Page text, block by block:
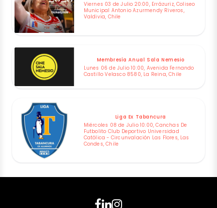
Viernes 03 de Julio 20:00, Errázuriz, Coliseo
Municipal Antonio Azurmendy Riveros,
Valdivia, Chile
Membresía Anual Sala Nemesio
Lunes 06 de Julio 10:00, Avenida Fernando
Castillo Velasco 8580, La Reina, Chile
Liga Ex Tabancura
Miércoles 08 de Julio 10:00, Canchas De
Futbolito Club Deportivo Universidad
Católica - Circunvalación Las Flores, Las
Condes, Chile